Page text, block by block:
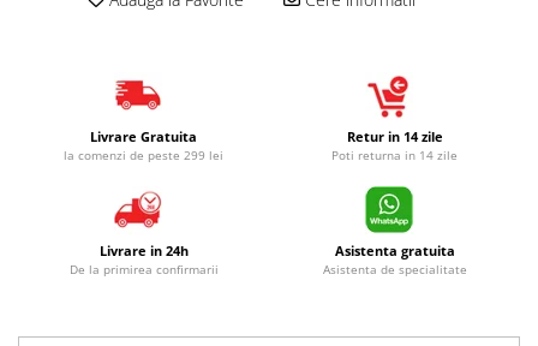
Livrare Gratuita
la comenzi de peste 299 lei
Retur in 14 zile
Poti returna in 14 zile
Livrare in 24h
De la primirea confirmarii
Asistenta gratuita
Asistenta de specialitate